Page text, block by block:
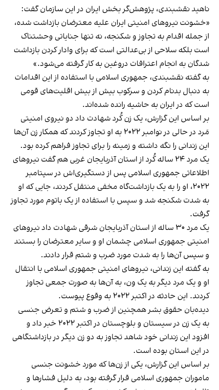
ناهید نقشبندی، پژوهش‌گر بخش ایران در این سازمان گفت:
«خشونت نیروهای امنیتی ایران علیه معترضان بازداشت شده،
از جمله اقدام به تجاوز و شکنجه، نه تنها جنایاتی وحشتناک
است بلکه سلاحی از بی‌عدالتی است که برای وادار کردن بازداشت
شدگان به انجام اعترافات دروغین به کار گرفته می‌شود.»
به گفته نقشبندی، جمهوری اسلامی با استفاده از این اقدامات
به دنبال بدنام کردن و سرکوب بیش از بیش اقلیت‌های قومی
است که در ایران به حاشیه رانده شده‌اند.
بر اساس این گزارش، یک زن کُرد شهادت داد دو نیروی امنیتی
مَرد در حالی در نوامبر ۲۰۲۲ به او تجاوز کردند که همکار زن آن‌ها
این زندانی را نگه داشته و زمینه را برای تجاوز فراهم کرده بود.
یک مرد ۲۴ ساله کُرد از استان آذربایجان غربی هم گفت نیروهای
اطلاعاتی جمهوری اسلامی پس از دستگیری‌اش در سپتامبر
۲۰۲۲، او را به یک بازداشت‌گاه مخفی منتقل کردند، جایی که او
به شدت شکنجه شد و سپس با استفاده از یک باتوم مورد تجاوز
گرفت.
یک مرد ۳۰ ساله از استان آذربایجان شرقی شهادت داد نیروهای
امنیتی جمهوری اسلامی چشمان او و سایر معترضان را بستند
و سپس آن‌ها را به شدت مورد ضرب و شتم قرار دادند.
به گفته این زندانی، نیروهای امنیتی جمهوری اسلامی با انتقال
او و یک مرد دیگر به یک ون، به آن‌ها به صورت جمعی تجاوز
کردند. این حادثه در اکتبر ۲۰۲۲ به وقوع پیوست.
دیده‌بان حقوق بشر همچنین از ضرب و شتم و تعرض جنسی
به یک زن در سیستان و بلوچستان در اکتبر ۲۰۲۲ خبر داد و
افزود این زندانی خود شاهد تجاوز به دو زن دیگر در بازداشتگاهی
در این استان بوده است.
بر اساس این گزارش، یکی از زن‌ها که مورد خشونت جنسی
ماموران جمهوری اسلامی قرار گرفته بود، به دلیل فشارها و